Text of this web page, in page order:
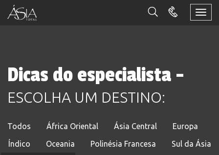
Dicas do especialista -
ESCOLHA UM DESTINO:
Todos África Oriental Ásia Central
Europa
Índico
Oceania Polinésia Francesa
Sul da Ásia